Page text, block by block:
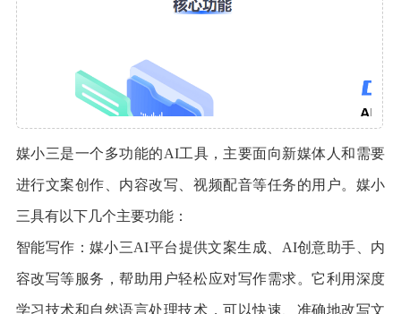
媒小三是一个多功能的AI工具，主要面向新媒体人和需要
进行文案创作、内容改写、视频配音等任务的用户。媒小
三具有以下几个主要功能：
智能写作：媒小三AI平台提供文案生成、AI创意助手、内
容改写等服务，帮助用户轻松应对写作需求。它利用深度
学习技术和自然语言处理技术，可以快速、准确地改写文